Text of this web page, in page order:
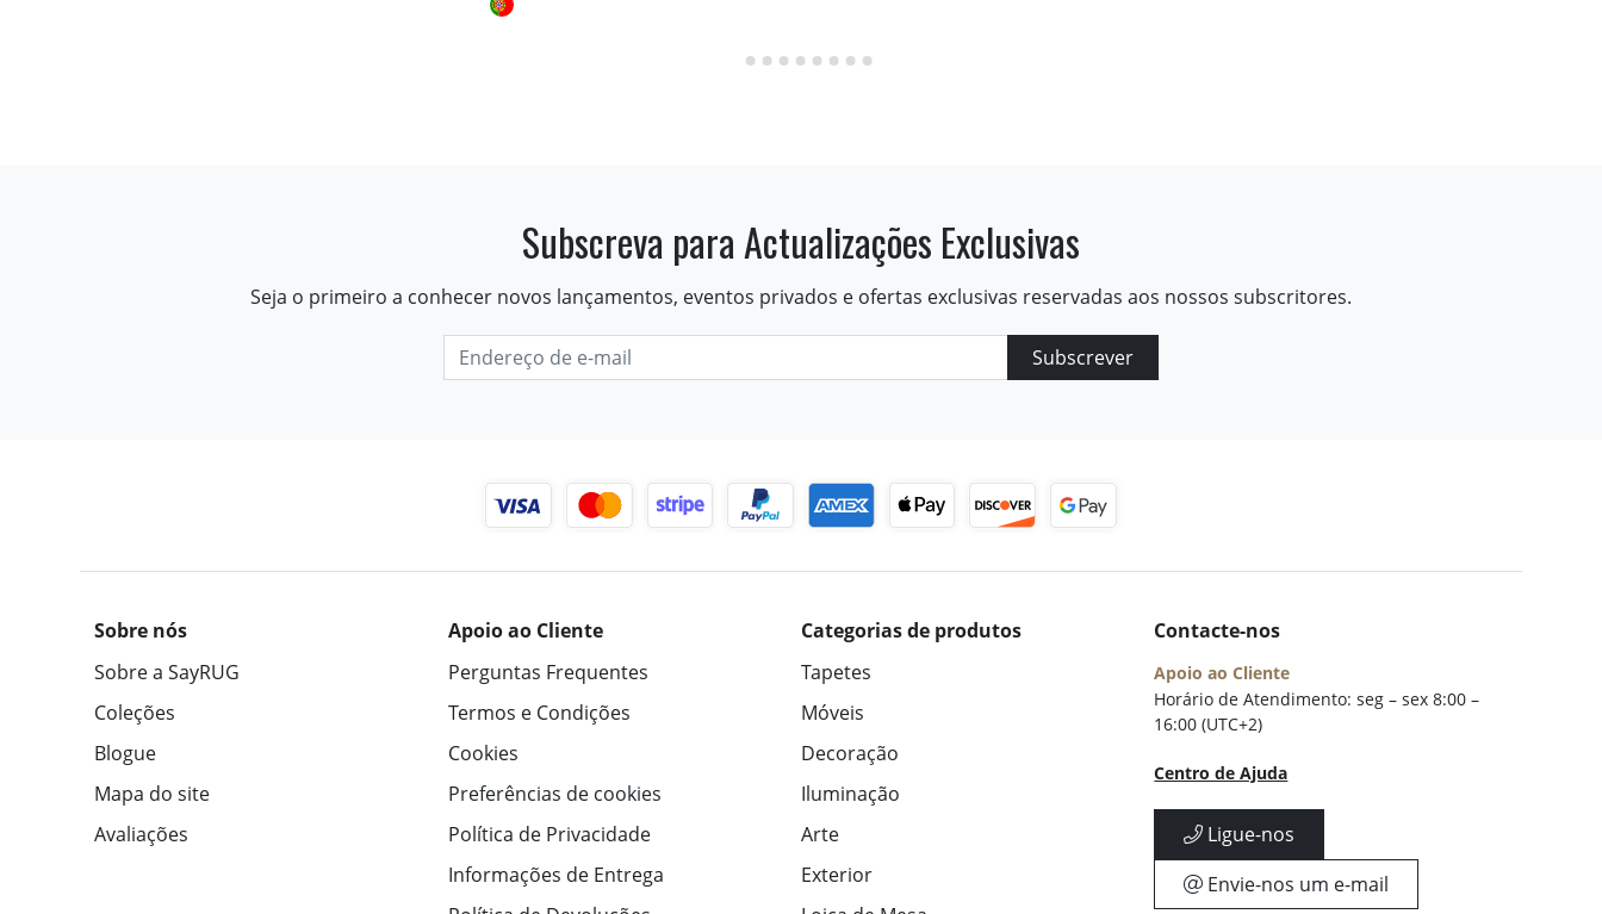
Subscreva para Actualizações Exclusivas
Seja o primeiro a conhecer novos lançamentos, eventos privados e ofertas exclusivas reservadas aos nossos subscritores.
Subscrever
Sobre nós
Sobre a SayRUG
Coleções
Blogue
Mapa do site
Avaliações
Apoio ao Cliente
Perguntas Frequentes
Termos e Condições
Cookies
Preferências de cookies
Política de Privacidade
Informações de Entrega
Categorias de produtos
Tapetes
Móveis
Decoração
Iluminação
Arte
Exterior
Contacte-nos
Apoio ao Cliente
Horário de Atendimento: seg – sex 8:00 –
16:00 (UTC+2)
Centro de Ajuda
Ligue-nos
Envie-nos um e-mail